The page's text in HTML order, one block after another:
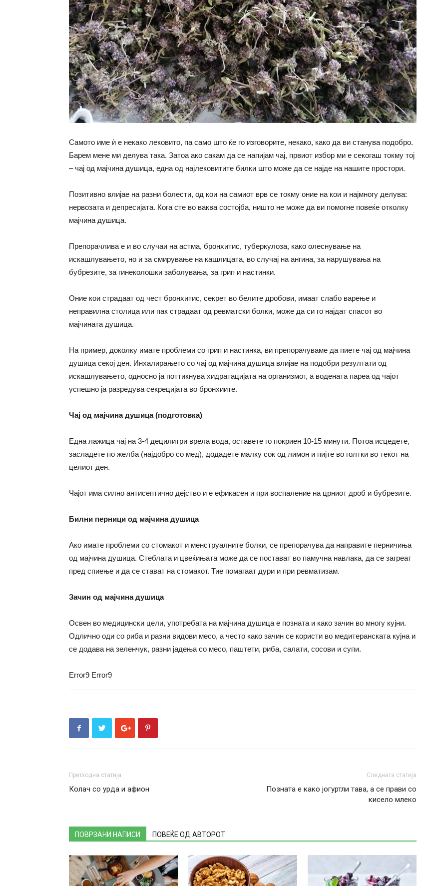
Самото име ѝ е некако лековито, па само што ќе го изговорите, некако, како да ви станува подобро.
Барем мене ми делува така. Затоа ако сакам да се напијам чај, првиот избор ми е секогаш токму тој
– чај од мајчина душица, една од најлековитите билки што може да се најде на нашите простори.
Позитивно влијае на разни болести, од кои на самиот врв се токму оние на кои и најмногу делува:
нервозата и депресијата. Кога сте во ваква состојба, ништо не може да ви помогне повеќе отколку
мајчина душица.
Препорачлива е и во случаи на астма, бронхитис, туберкулоза, како олеснување на
искашлувањето, но и за смирување на кашлицата, во случај на ангина, за нарушувања на
бубрезите, за гинеколошки заболувања, за грип и настинки.
Оние кои страдаат од чест бронхитис, секрет во белите дробови, имаат слабо варење и
неправилна столица или пак страдаат од ревматски болки, може да си го најдат спасот во
мајчината душица.
На пример, доколку имате проблеми со грип и настинка, ви препорачуваме да пиете чај од мајчина
душица секој ден. Инхалирањето со чај од мајчина душица влијае на подобри резултати од
искашлувањето, односно ја поттикнува хидратацијата на организмот, а водената пареа од чајот
успешно ја разредува секрецијата во бронхиите.
Чај од мајчина душица (подготовка)
Една лажица чај на 3-4 децилитри врела вода, оставете го покриен 10-15 минути. Потоа исцедете,
засладете по желба (најдобро со мед), додадете малку сок од лимон и пијте во голтки во текот на
целиот ден.
Чајот има силно антисептично дејство и е ефикасен и при воспаление на црниот дроб и бубрезите.
Билни перници од мајчина душица
Ако имате проблеми со стомакот и менструалните болки, се препорачува да направите перничиња
од мајчина душица. Стеблата и цвеќињата може да се постават во памучна навлака, да се загреат
пред спиење и да се стават на стомакот. Тие помагаат дури и при ревматизам.
Зачин од мајчина душица
Освен во медицински цели, употребата на мајчина душица е позната и како зачин во многу кујни.
Одлично оди со риба и разни видови месо, а често како зачин се користи во медитеранската кујна и
се додава на зеленчук, разни јадења со месо, паштети, риба, салати, сосови и супи.
Error9 Error9
Претходна статија
Колач со урда и афион
Следната статија
Позната е како јогуртли тава, а се прави со
кисело млеко
ПОВРЗАНИ НАПИСИ ПОВЕЌЕ ОД АВТОРОТ